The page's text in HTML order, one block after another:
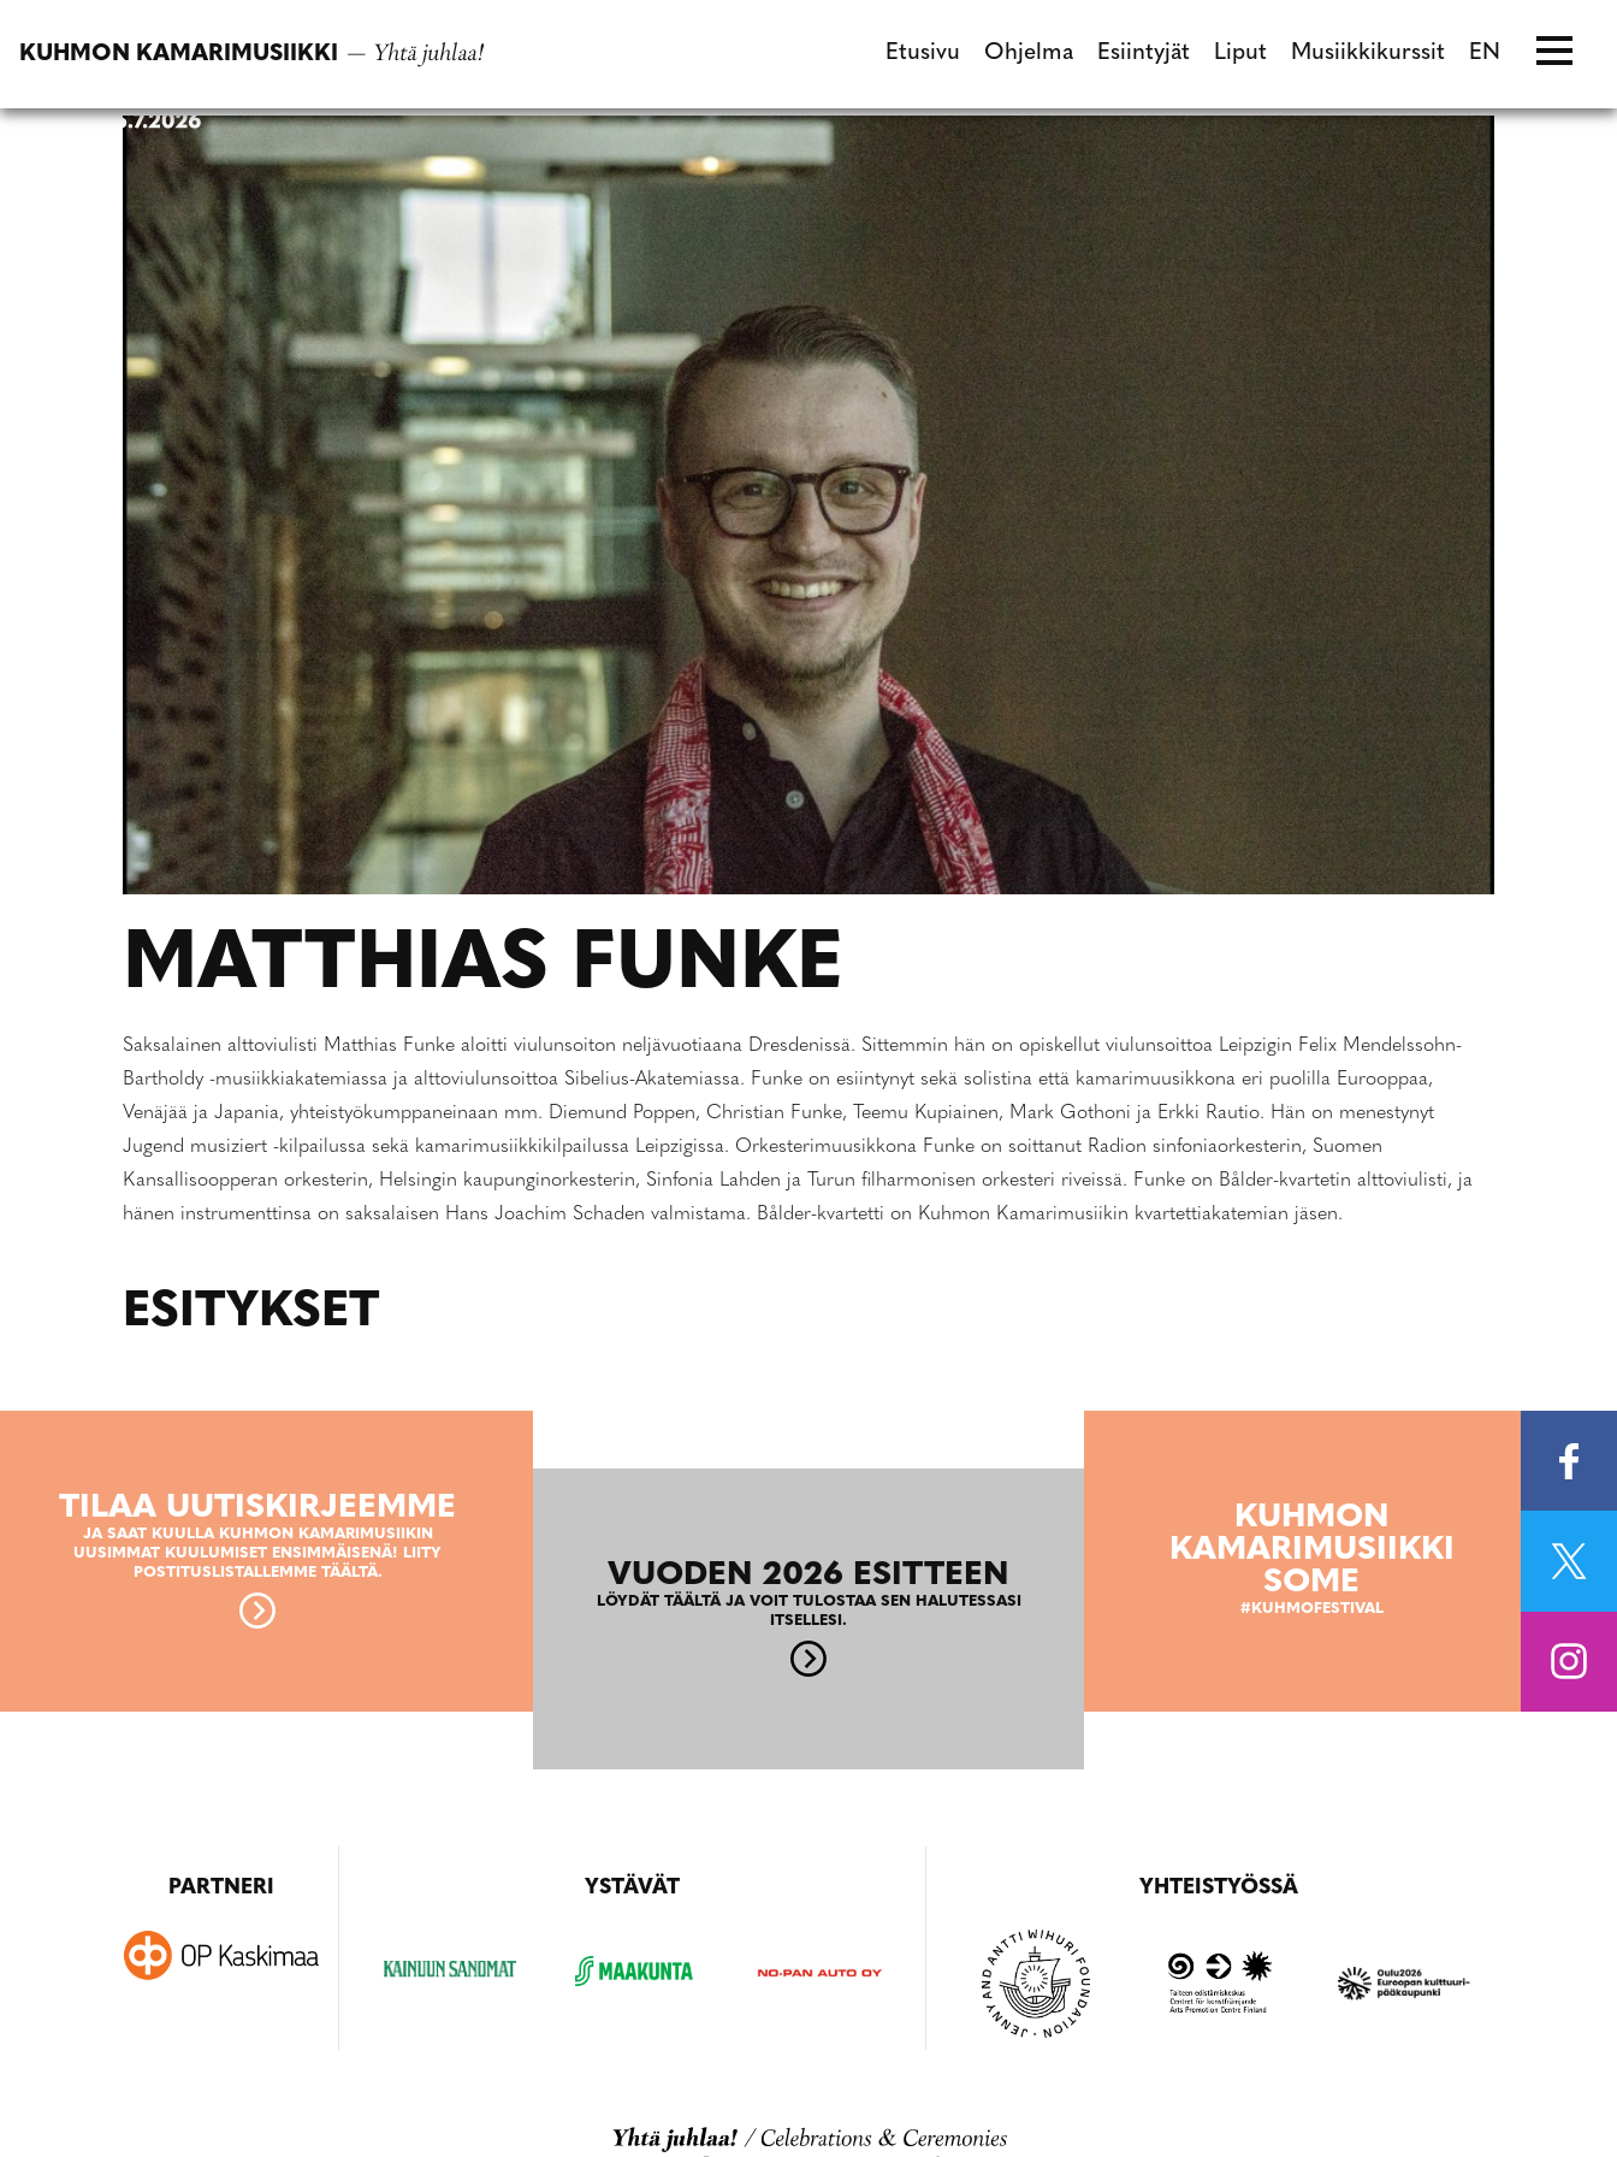
suoraan
KUHMON KAMARIMUSIIKKI — Yhtä juhlaa! Etusivu Ohjelma Esiintyjät Liput Musiikkikurssit EN
MATTHIAS FUNKE
Saksalainen alttoviulisti Matthias Funke aloitti viulunsoiton neljävuotiaana Dresdenissä. Sittemmin hän on opiskellut viulunsoittoa Leipzigin Felix Mendelssohn-
Bartholdy -musiikkiakatemiassa ja alttoviulunsoittoa Sibelius-Akatemiassa. Funke on esiintynyt sekä solistina että kamarimuusikkona eri puolilla Eurooppaa,
Venäjää ja Japania, yhteistyökumppaneinaan mm. Diemund Poppen, Christian Funke, Teemu Kupiainen, Mark Gothoni ja Erkki Rautio. Hän on menestynyt
Jugend musiziert -kilpailussa sekä kamarimusiikkikilpailussa Leipzigissa. Orkesterimuusikkona Funke on soittanut Radion sinfoniaorkesterin, Suomen
Kansallisoopperan orkesterin, Helsingin kaupunginorkesterin, Sinfonia Lahden ja Turun filharmonisen orkesteri riveissä. Funke on Bålder-kvartetin alttoviulisti, ja
hänen instrumenttinsa on saksalaisen Hans Joachim Schaden valmistama. Bålder-kvartetti on Kuhmon Kamarimusiikin kvartettiakatemian jäsen.
ESITYKSET
TILAA UUTISKIRJEEMME
JA SAAT KUULLA KUHMON KAMARIMUSIIKIN
UUSIMMAT KUULUMISET ENSIMMÄISENÄ! LIITY
POSTITUSLISTALLEMME TÄÄLTÄ.
VUODEN 2026 ESITTEEN
LÖYDÄT TÄÄLTÄ JA VOIT TULOSTAA SEN HALUTESSASI
ITSELLESI.
KUHMON
KAMARIMUSIIKKI
SOME
#KUHMOFESTIVAL
PARTNERI YSTÄVÄT YHTEISTYÖSSÄ